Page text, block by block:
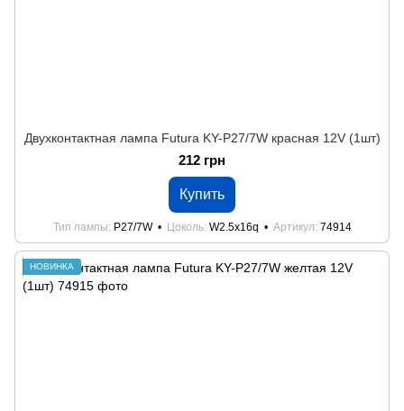
Двухконтактная лампа Futura KY-P27/7W красная 12V (1шт)
212 грн
Купить
Тип лампы P27/7W Цоколь W2.5x16q Артикул 74914
НОВИНКА